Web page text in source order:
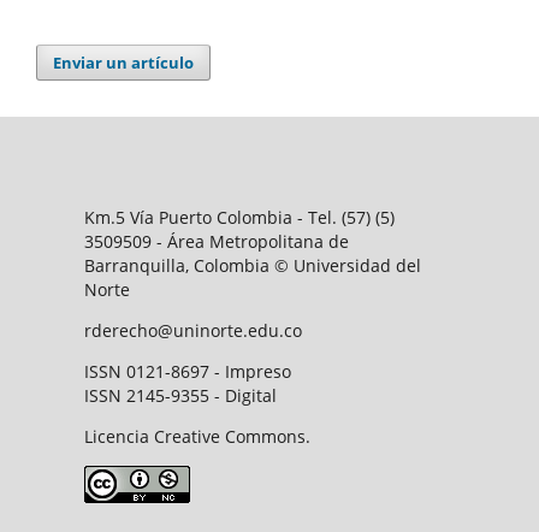
Enviar un artículo
Km.5 Vía Puerto Colombia - Tel. (57) (5)
3509509 - Área Metropolitana de
Barranquilla, Colombia © Universidad del
Norte
rderecho@uninorte.edu.co
ISSN 0121-8697 - Impreso
ISSN 2145-9355 - Digital
Licencia Creative Commons.